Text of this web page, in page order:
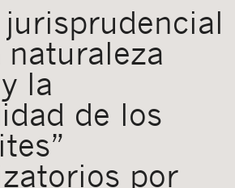
CONTACTO
ESPAÑOL
naturaleza
la
de los
por